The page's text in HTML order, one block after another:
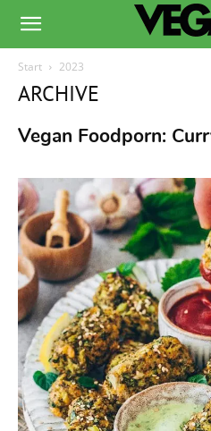
Start 2023
ARCHIVE
Vegan Foodporn: